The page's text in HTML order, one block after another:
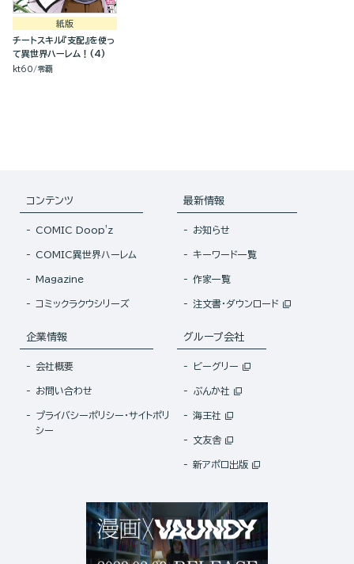
紙版
チートスキル『支配』を使っ
て異世界ハーレム！(4)
kt60 零覇
コンテンツ
COMIC Doop'z
COMIC異世界ハーレム
Magazine
コミックラクウシリーズ
最新情報
お知らせ
キーワード一覧
作家一覧
注文書・ダウンロード
企業情報
会社概要
お問い合わせ
プライバシーポリシー・サイトポリ
シー
グループ会社
ビーグリー
ぶんか社
海王社
文友舎
新アポロ出版